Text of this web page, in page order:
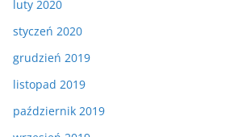
luty 2020
styczeń 2020
grudzień 2019
listopad 2019
październik 2019